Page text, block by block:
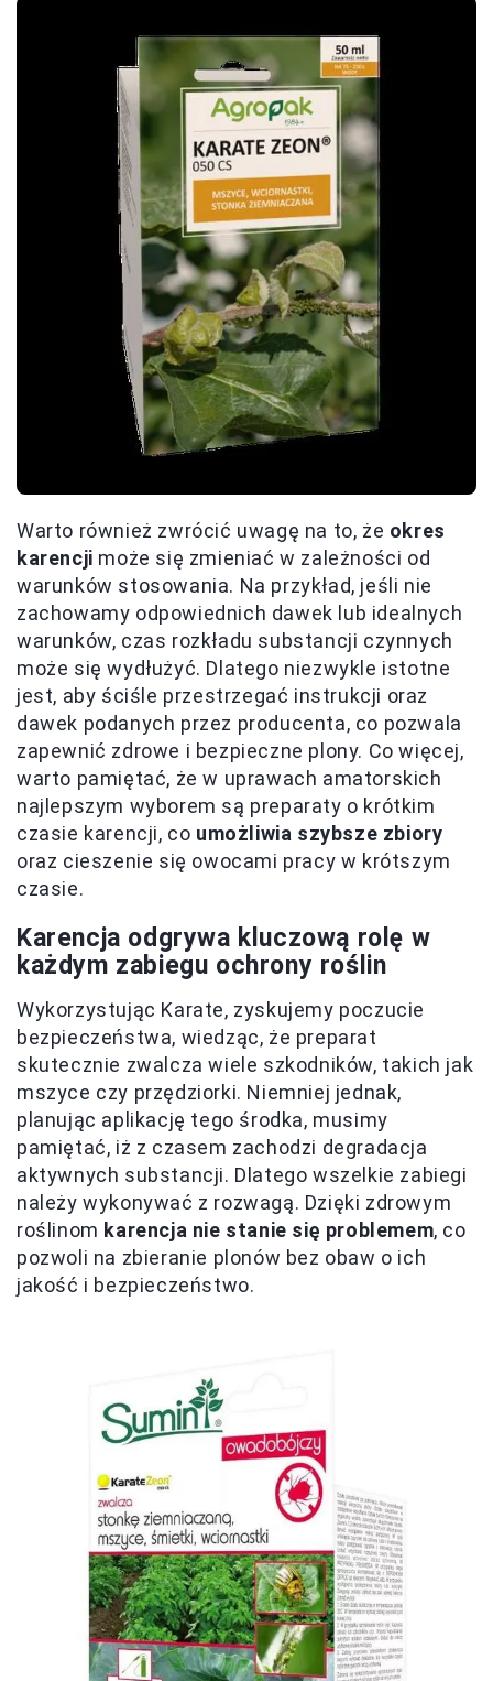
Warto również zwrócić uwagę na to, że okres
karencji może się zmieniać w zależności od
warunków stosowania. Na przykład, jeśli nie
zachowamy odpowiednich dawek lub idealnych
warunków, czas rozkładu substancji czynnych
może się wydłużyć. Dlatego niezwykle istotne
jest, aby ściśle przestrzegać instrukcji oraz
dawek podanych przez producenta, co pozwala
zapewnić zdrowe i bezpieczne plony. Co więcej,
warto pamiętać, że w uprawach amatorskich
najlepszym wyborem są preparaty o krótkim
czasie karencji, co umożliwia szybsze zbiory
oraz cieszenie się owocami pracy w krótszym
czasie.
Karencja odgrywa kluczową rolę w
każdym zabiegu ochrony roślin
Wykorzystując Karate, zyskujemy poczucie
bezpieczeństwa, wiedząc, że preparat
skutecznie zwalcza wiele szkodników, takich jak
mszyce czy przędziorki. Niemniej jednak,
planując aplikację tego środka, musimy
pamiętać, iż z czasem zachodzi degradacja
aktywnych substancji. Dlatego wszelkie zabiegi
należy wykonywać z rozwagą. Dzięki zdrowym
roślinom karencja nie stanie się problemem, co
pozwoli na zbieranie plonów bez obaw o ich
jakość i bezpieczeństwo.